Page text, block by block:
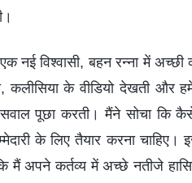
नई विश्वासी, बहन रन्ना में
कलीसिया के वीडियो देखती
पूछा करती। मैंने सोचा कि
के लिए तैयार करना चाहिए।
कि मैं अपने कर्तव्य में अच्छे नतीजे